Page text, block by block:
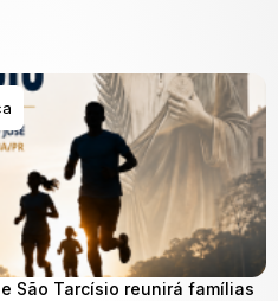
São Tarcísio reunirá famílias